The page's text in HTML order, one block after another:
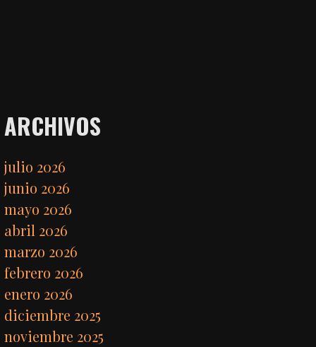
ARCHIVOS
julio 2026
junio 2026
mayo 2026
abril 2026
marzo 2026
febrero 2026
enero 2026
diciembre 2025
noviembre 2025